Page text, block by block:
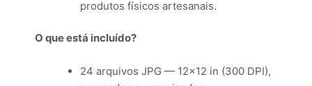
produtos físicos artesanais.
O que está incluído?
24 arquivos JPG — 12×12 in (300 DPI),